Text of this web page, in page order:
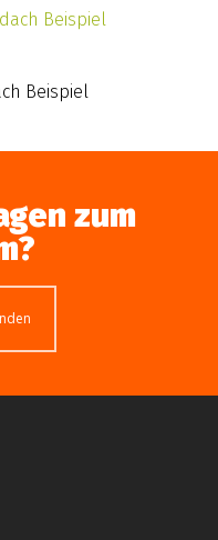
Beispiel
zum